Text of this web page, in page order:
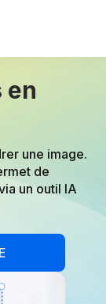
en
une image.
de
un outil IA